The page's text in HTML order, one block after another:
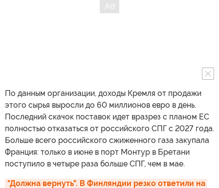
По данным организации, доходы Кремля от продажи
этого сырья выросли до 60 миллионов евро в день.
Последний скачок поставок идет вразрез с планом ЕС
полностью отказаться от российского СПГ с 2027 года.
Больше всего российского сжиженного газа закупала
Франция: только в июне в порт Монтур в Бретани
поступило в четыре раза больше СПГ, чем в мае.
"Должна вернуть". В Финляндии резко ответили на